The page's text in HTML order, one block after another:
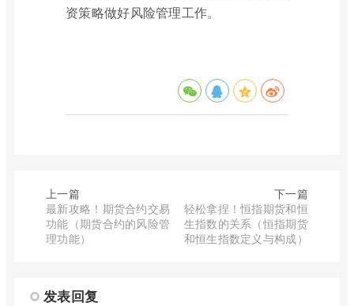
资策略做好风险管理工作。
上一篇
最新攻略！期货合约交易
功能（期货合约的风险管
理功能）
下一篇
轻松拿捏！恒指期货和恒
生指数的关系（恒指期货
和恒生指数定义与构成）
发表回复